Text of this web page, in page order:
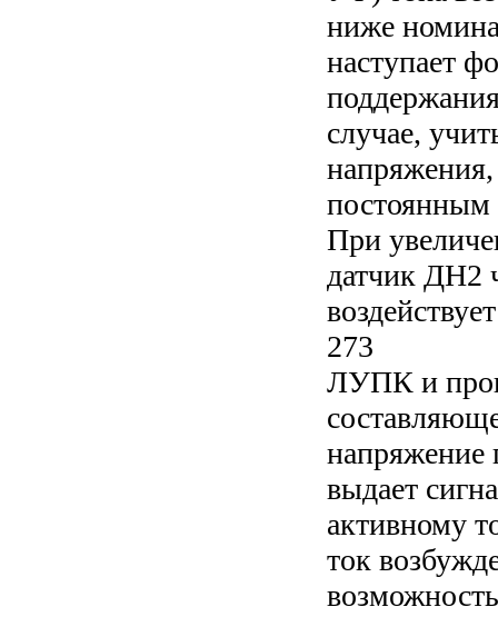
ниже
наступает
случае,
напряжения,
При
датчик ДН2
273
ЛУПК и
выдает
активному
ток